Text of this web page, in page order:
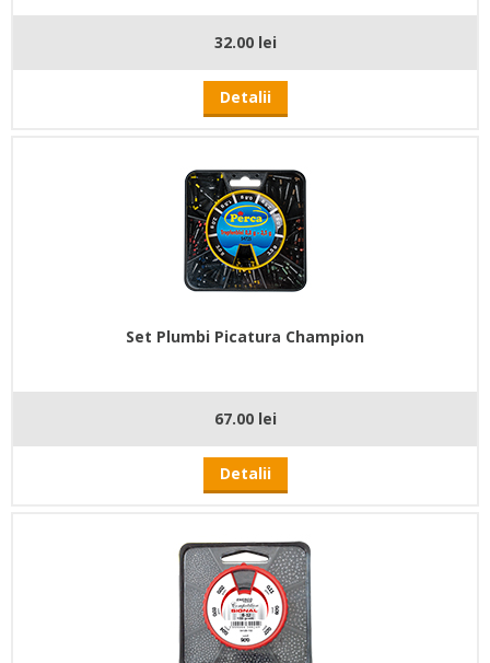
32.00 lei
Detalii
Set Plumbi Picatura Champion
67.00 lei
Detalii